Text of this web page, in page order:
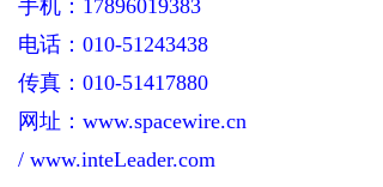
手机：17896019383
电话：010-51243438
传真：010-51417880
网址：www.spacewire.cn
/ www.inteLeader.com